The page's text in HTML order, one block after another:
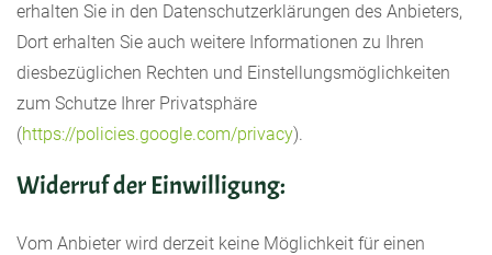
erhalten Sie in den Datenschutzerklärungen des Anbieters,
Dort erhalten Sie auch weitere Informationen zu Ihren
diesbezüglichen Rechten und Einstellungsmöglichkeiten
zum Schutze Ihrer Privatsphäre
(https://policies.google.com/privacy).
Widerruf der Einwilligung:
Vom Anbieter wird derzeit keine Möglichkeit für einen